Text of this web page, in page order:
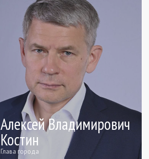
Алексей Владимирович
Костин
Глава города